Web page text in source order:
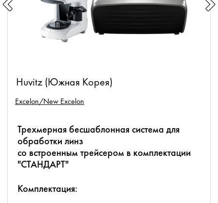
Huvitz (Южная Корея)
Excelon/New Excelon
Трехмерная бесшаблонная система для
обработки линз
со встроенным трейсером в комплектации
"СТАНДАРТ"
Комплектация: